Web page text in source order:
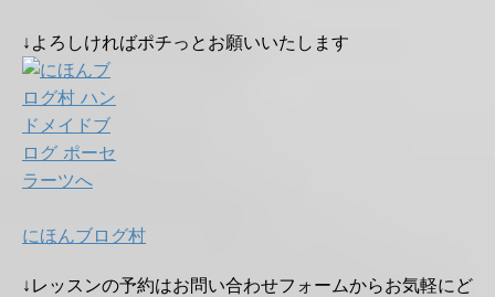
↓よろしければポチっとお願いいたします
にほんブログ村
↓レッスンの予約はお問い合わせフォームからお気軽にど